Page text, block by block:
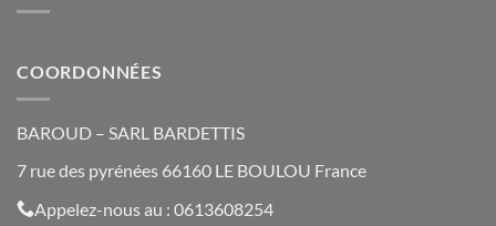
COORDONNÉES
BAROUD – SARL BARDETTIS
7 rue des pyrénées 66160 LE BOULOU France
Appelez-nous au : 0613608254